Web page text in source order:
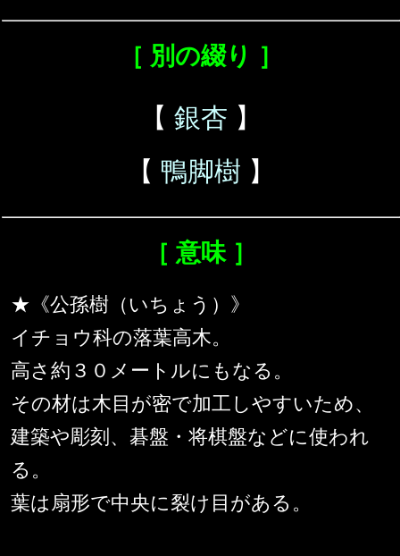
［ 別の綴り ］
【 銀杏 】
【 鴨脚樹 】
［ 意味 ］
★《公孫樹（いちょう）》
イチョウ科の落葉高木。
高さ約３０メートルにもなる。
その材は木目が密で加工しやすいため、
建築や彫刻、碁盤・将棋盤などに使われ
る。
葉は扇形で中央に裂け目がある。